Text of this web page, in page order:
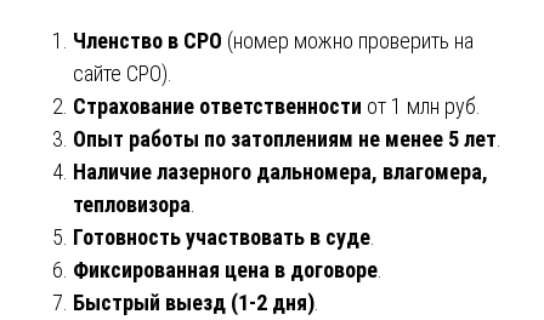
Членство в СРО (номер можно проверить на
сайте СРО).
Страхование ответственности от 1 млн руб.
Опыт работы по затоплениям не менее 5 лет
Наличие лазерного дальномера, влагомера,
тепловизора
Готовность участвовать в суде
Фиксированная цена в договоре
Быстрый выезд (1-2 дня)